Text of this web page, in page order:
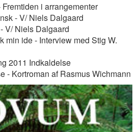
i arrangementer
- V/ Niels Dalgaard
V/ Niels Dalgaard
min ide - Interview med Stig W.
2011 Indkaldelse
- Kortroman af Rasmus Wichmann